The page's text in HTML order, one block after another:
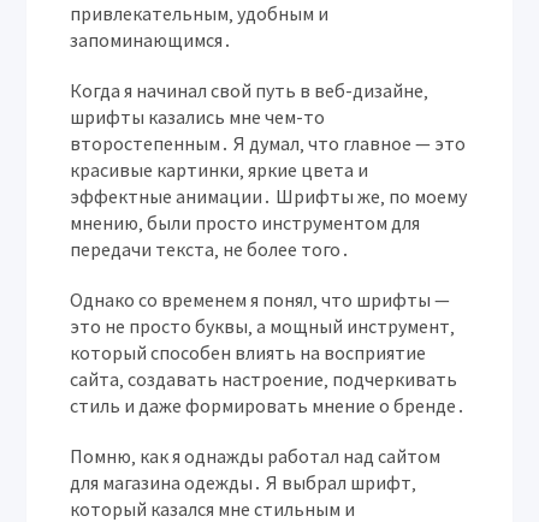
привлекательным‚ удобным и
запоминающимся․
Когда я начинал свой путь в веб-дизайне‚
шрифты казались мне чем-то
второстепенным․ Я думал‚ что главное — это
красивые картинки‚ яркие цвета и
эффектные анимации․ Шрифты же‚ по моему
мнению‚ были просто инструментом для
передачи текста‚ не более того․
Однако со временем я понял‚ что шрифты —
это не просто буквы‚ а мощный инструмент‚
который способен влиять на восприятие
сайта‚ создавать настроение‚ подчеркивать
стиль и даже формировать мнение о бренде․
Помню‚ как я однажды работал над сайтом
для магазина одежды․ Я выбрал шрифт‚
который казался мне стильным и